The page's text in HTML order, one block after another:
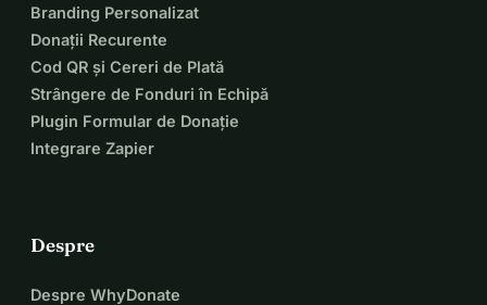
Branding Personalizat
Donații Recurente
Cod QR și Cereri de Plată
Strângere de Fonduri în Echipă
Plugin Formular de Donație
Integrare Zapier
Despre
Despre WhyDonate